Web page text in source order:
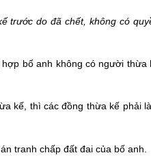
trước do đã chết, không có
bố anh không có người thừa
kế, thì các đồng thừa kế phải
tranh chấp đất đai của bố anh.